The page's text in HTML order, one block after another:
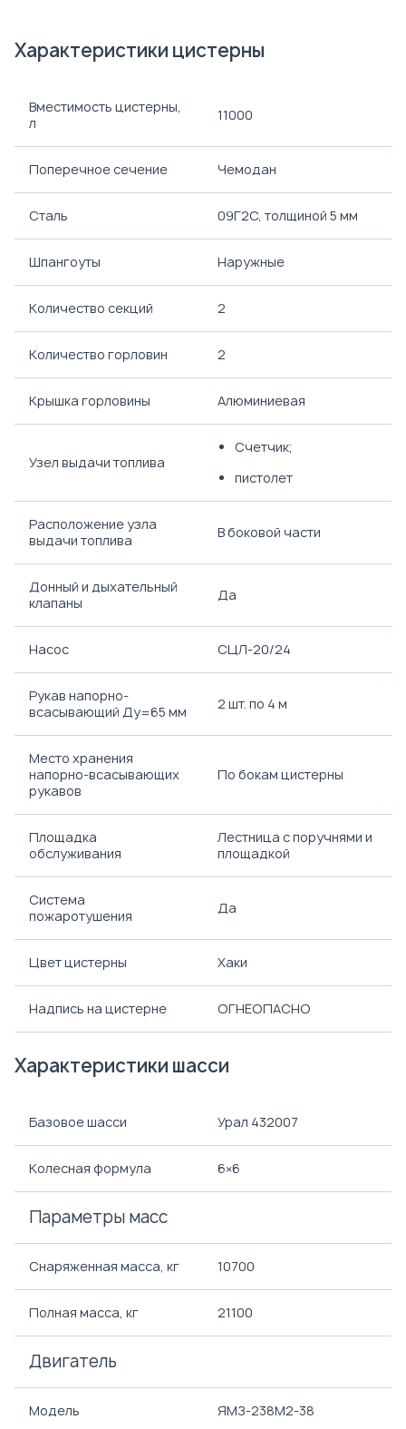
Характеристики цистерны
Вместимость цистерны,
л
11000
Поперечное сечение Чемодан
Сталь 09Г2С, толщиной 5 мм
Шпангоуты Наружные
Количество секций 2
Количество горловин 2
Крышка горловины Алюминиевая
Узел выдачи топлива
Счетчик;
пистолет
Расположение узла
выдачи топлива
В боковой части
Донный и дыхательный
клапаны
Да
Насос СЦЛ-20/24
Рукав напорно-
всасывающий Ду=65 мм
2 шт. по 4 м
Место хранения
напорно-всасывающих
рукавов
По бокам цистерны
Площадка
обслуживания
Лестница с поручнями и
площадкой
Система
пожаротушения
Да
Цвет цистерны Хаки
Надпись на цистерне ОГНЕОПАСНО
Характеристики шасси
Базовое шасси Урал 432007
Колесная формула 6×6
Параметры масс
Снаряженная масса, кг 10700
Полная масса, кг 21100
Двигатель
Модель ЯМЗ-238М2-38